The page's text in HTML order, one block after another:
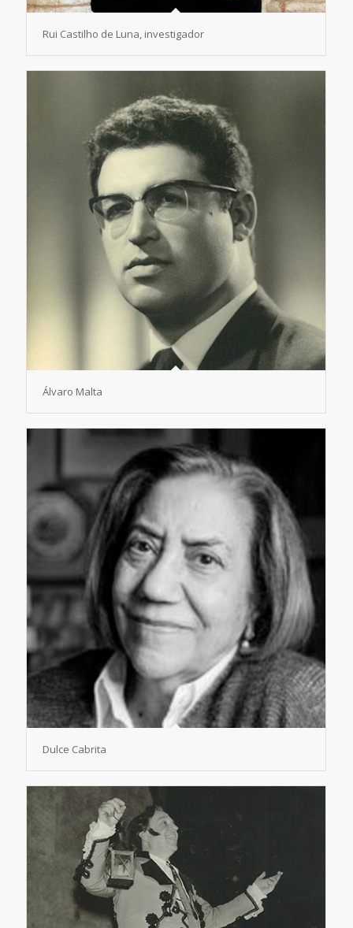
Rui Castilho de Luna, investigador
Álvaro Malta
Dulce Cabrita